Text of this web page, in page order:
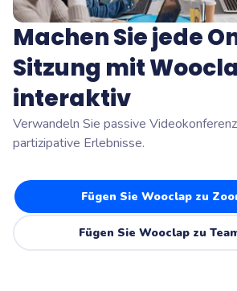
Machen Sie jede
Sitzung mit
interaktiv
Verwandeln Sie passive
partizipative Erlebnisse.
Fügen Sie Wooclap zu
Fügen Sie Wooclap zu